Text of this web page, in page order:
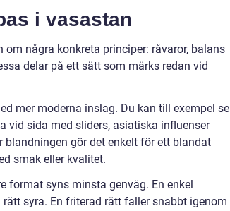
i vasastan
några konkreta principer: råvaror, balans
delar på ett sätt som märks redan vid
mer moderna inslag. Du kan till exempel se
vid sida med sliders, asiatiska influenser
blandningen gör det enkelt för ett blandat
smak eller kvalitet.
format syns minsta genväg. En enkel
syra. En friterad rätt faller snabbt igenom